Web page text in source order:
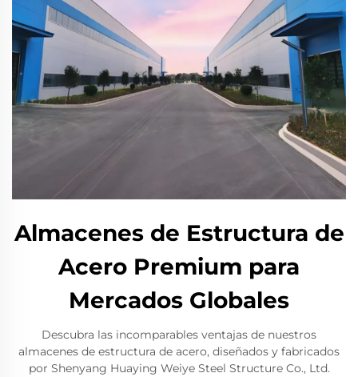
Almacenes de Estructura de
Acero Premium para
Mercados Globales
Descubra las incomparables ventajas de nuestros
almacenes de estructura de acero, diseñados y fabricados
por Shenyang Huaying Weiye Steel Structure Co., Ltd.